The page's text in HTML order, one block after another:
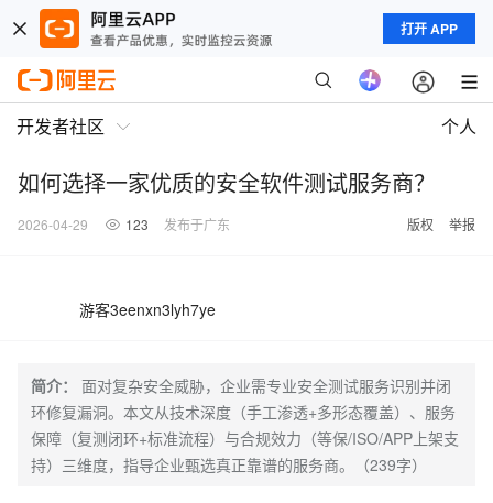
打开 APP
开发者社区 个人
如何选择一家优质的安全软件测试服务商？
2026-04-29 123 发布于广东 版权 举报
游客3eenxn3lyh7ye
简介：
面对复杂安全威胁，企业需专业安全测试服务识别并闭
环修复漏洞。本文从技术深度（手工渗透+多形态覆盖）、服务
保障（复测闭环+标准流程）与合规效力（等保/ISO/APP上架支
持）三维度，指导企业甄选真正靠谱的服务商。（239字）